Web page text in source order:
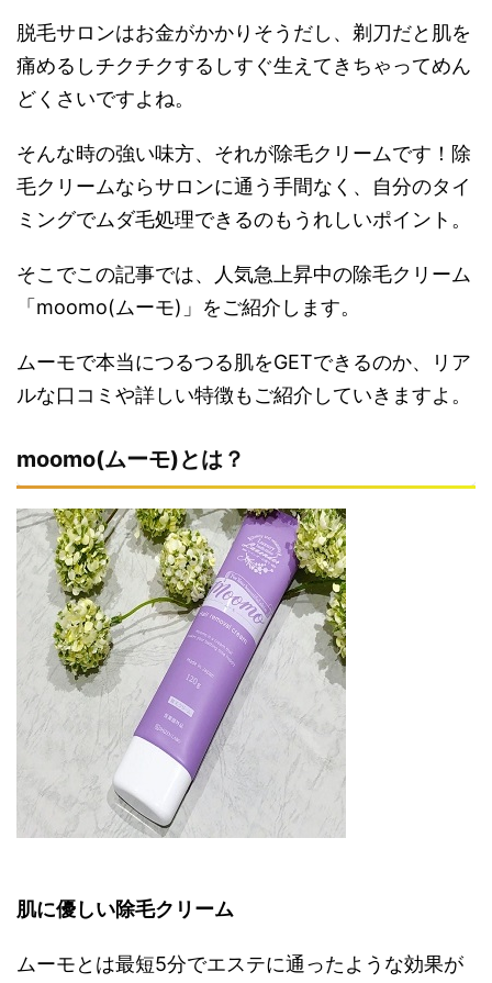
脱毛サロンはお金がかかりそうだし、剃刀だと肌を
痛めるしチクチクするしすぐ生えてきちゃってめん
どくさいですよね。
そんな時の強い味方、それが除毛クリームです！除
毛クリームならサロンに通う手間なく、自分のタイ
ミングでムダ毛処理できるのもうれしいポイント。
そこでこの記事では、人気急上昇中の除毛クリーム
「moomo(ムーモ)」をご紹介します。
ムーモで本当につるつる肌をGETできるのか、リア
ルな口コミや詳しい特徴もご紹介していきますよ。
moomo(ムーモ)とは？
肌に優しい除毛クリーム
ムーモとは最短5分でエステに通ったような効果が